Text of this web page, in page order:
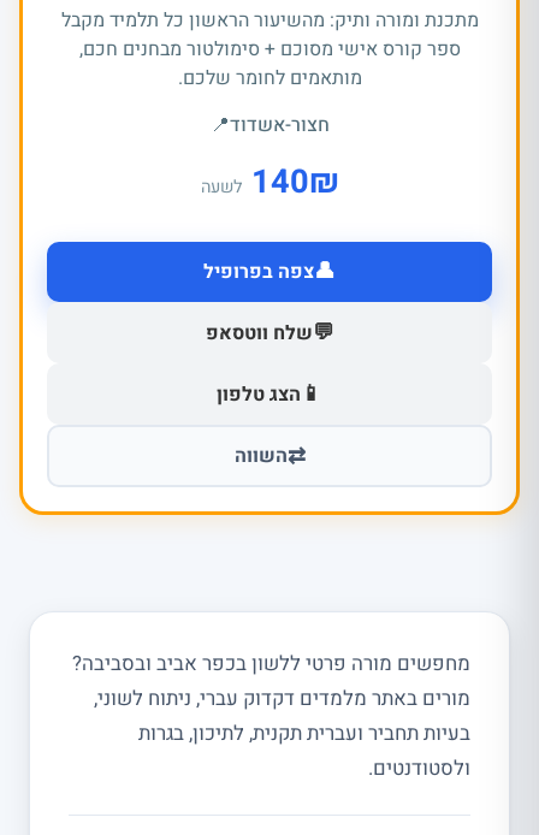
מתכנת ומורה ותיק: מהשיעור הראשון כל תלמיד מקבל
ספר קורס אישי מסוכם + סימולטור מבחנים חכם,
מותאמים לחומר שלכם.
חצור-אשדוד📍
₪
140 לשעה
👤צפה בפרופיל
💬שלח ווטסאפ
📱 הצג טלפון
⇄השווה
מחפשים מורה פרטי ללשון בכפר אביב ובסביבה?
מורים באתר מלמדים דקדוק עברי, ניתוח לשוני,
בעיות תחביר ועברית תקנית, לתיכון, בגרות
ולסטודנטים.